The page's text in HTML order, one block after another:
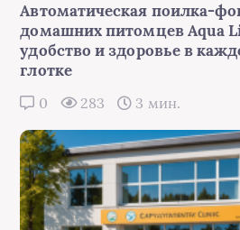
Автоматическая поилка-
домашних питомцев Aqua
удобство и здоровье в
глотке
0 283 3 мин.